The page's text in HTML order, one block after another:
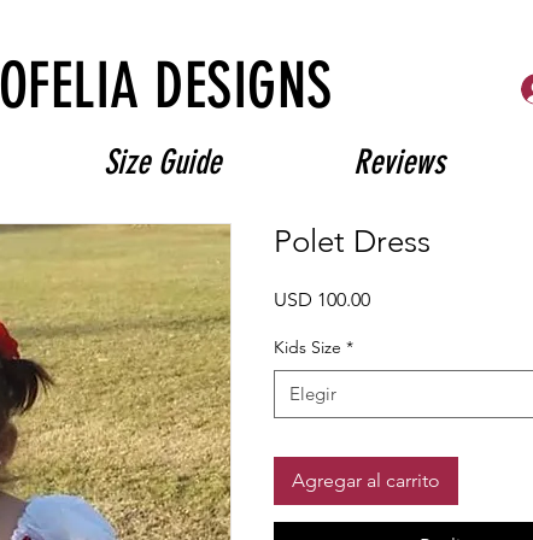
OFELIA DESIGNS
Size Guide Reviews
Polet Dress
USD 100.00Precio
Kids Size *
Elegir
Agregar al carrito